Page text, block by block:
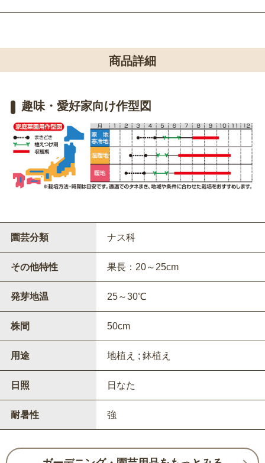
商品詳細
趣味・愛好家向け作型図
園芸分類 ナス科
その他特性 果長：20～25cm
発芽地温 25～30℃
株間 50cm
用途 地植え ; 鉢植え
日照 日なた
耐暑性 強